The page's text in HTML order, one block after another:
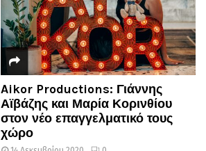
Aikor Productions: Γιάννης
Αϊβάζης και Μαρία Κορινθίου
στον νέο επαγγελματικό τους
χώρο